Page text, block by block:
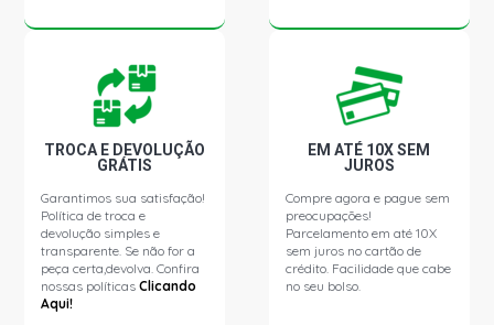
TROCA E DEVOLUÇÃO
GRÁTIS
Garantimos sua satisfação!
Política de troca e
devolução simples e
transparente. Se não for a
peça certa,devolva. Confira
nossas políticasClicando
Aqui!
EM ATÉ 10X SEM
JUROS
Compre agora e pague sem
preocupações!
Parcelamento em até 10X
sem juros no cartão de
crédito. Facilidade que cabe
no seu bolso.